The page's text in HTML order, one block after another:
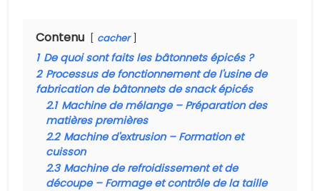
Contenu cacher
1 De quoi sont faits les bâtonnets épicés ?
2 Processus de fonctionnement de l'usine de
fabrication de bâtonnets de snack épicés
2.1 Machine de mélange – Préparation des
matières premières
2.2 Machine d'extrusion – Formation et
cuisson
2.3 Machine de refroidissement et de
découpe – Formage et contrôle de la taille